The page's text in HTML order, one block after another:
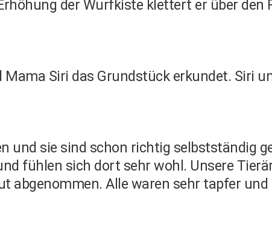
der Wurfkiste klettert er über den
Siri das Grundstück erkundet. Siri
und sie sind schon richtig selbstständig
fühlen sich dort sehr wohl. Unsere
abgenommen. Alle waren sehr tapfer